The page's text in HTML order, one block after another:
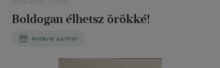
Boldogan élhetsz örökké!
Antikvár partner